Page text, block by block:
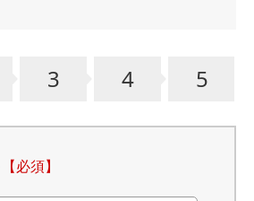
3 4 5
【必須】